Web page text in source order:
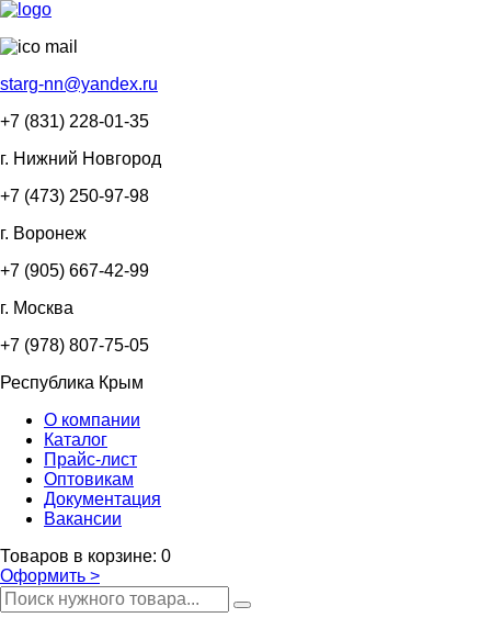
starg-nn@yandex.ru
+7 (831) 228-01-35
г. Нижний Новгород
+7 (473) 250-97-98
г. Воронеж
+7 (905) 667-42-99
г. Москва
+7 (978) 807-75-05
Республика Крым
О компании
Каталог
Прайс-лист
Оптовикам
Документация
Вакансии
Товаров в корзине: 0
Оформить >